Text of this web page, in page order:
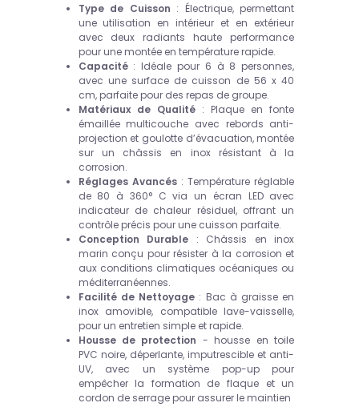
Type de Cuisson : Électrique, permettant
une utilisation en intérieur et en extérieur
avec deux radiants haute performance
pour une montée en température rapide.
Capacité: Idéale pour 6 à 8 personnes,
avec une surface de cuisson de 56 x 40
cm, parfaite pour des repas de groupe.
Matériaux de Qualité: Plaque en fonte
émaillée multicouche avec rebords anti-
projection et goulotte d’évacuation, montée
sur un châssis en inox résistant à la
corrosion.
Réglages Avancés: Température réglable
de 80 à 360° C via un écran LED avec
indicateur de chaleur résiduel, offrant un
contrôle précis pour une cuisson parfaite.
Conception Durable : Châssis en inox
marin conçu pour résister à la corrosion et
aux conditions climatiques océaniques ou
méditerranéennes.
Facilité de Nettoyage : Bac à graisse en
inox amovible, compatible lave-vaisselle,
pour un entretien simple et rapide.
Housse de protection - housse en toile
PVC noire, déperlante, imputrescible et anti-
UV, avec un système pop-up pour
empêcher la formation de flaque et un
cordon de serrage pour assurer le maintien